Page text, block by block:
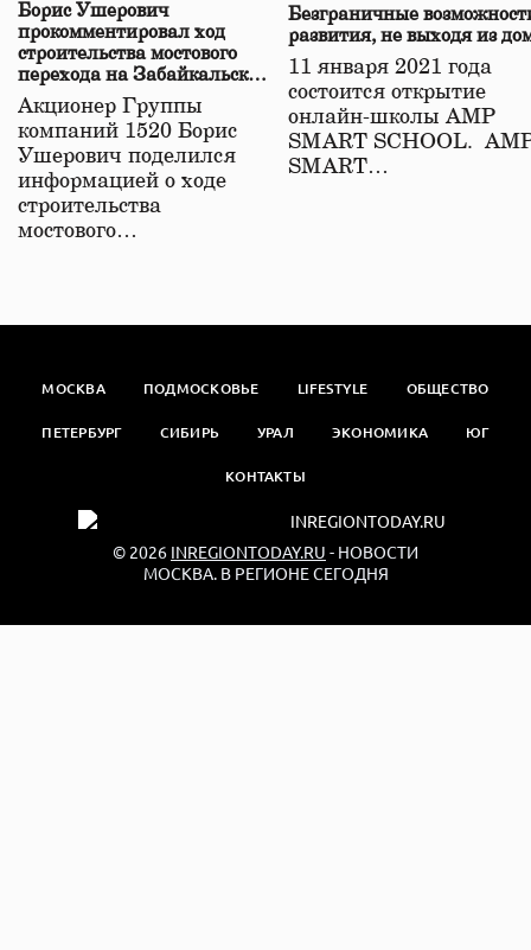
Борис Ушерович
прокомментировал ход
строительства мостового
перехода на Забайкальской
железной дороге
Акционер Группы
компаний 1520 Борис
Ушерович поделился
информацией о ходе
строительства
мостового…
Безграничные
развития, не выходя из
11 января 2021 года
состоится открытие
онлайн-школы АМР
SMART SCHOOL.
SMART…
МОСКВА ПОДМОСКОВЬЕ LIFESTYLE ОБЩЕСТВО
ПЕТЕРБУРГ СИБИРЬ УРАЛ ЭКОНОМИКА ЮГ
КОНТАКТЫ
© 2026 INREGIONTODAY.RU - НОВОСТИ
МОСКВА. В РЕГИОНЕ СЕГОДНЯ